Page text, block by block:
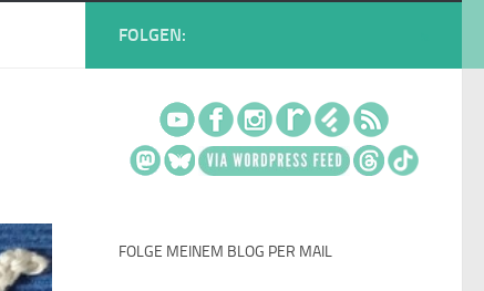
FOLGEN:
FOLGE MEINEM BLOG PER MAIL